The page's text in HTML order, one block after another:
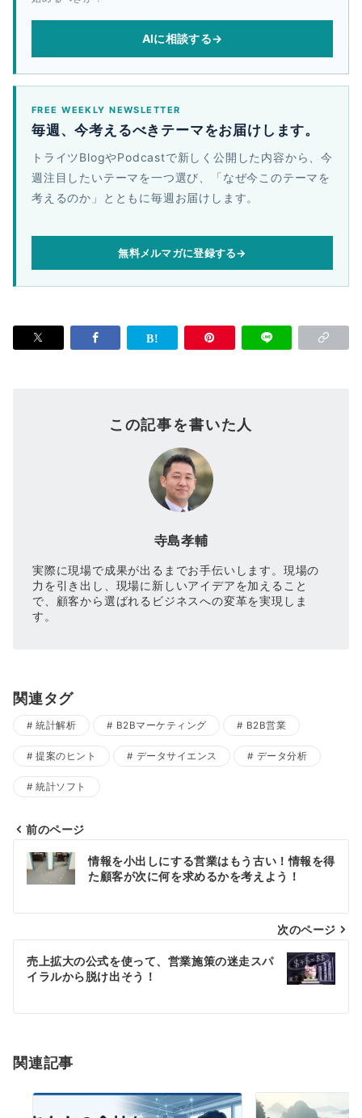
AIに相談する→
FREE WEEKLY NEWSLETTER
毎週、今考えるべきテーマをお届けします。
トライツBlogやPodcastで新しく公開した内容から、今
週注目したいテーマを一つ選び、「なぜ今このテーマを
考えるのか」とともに毎週お届けします。
無料メルマガに登録する→
この記事を書いた人
寺島孝輔
実際に現場で成果が出るまでお手伝いします。現場の
力を引き出し、現場に新しいアイデアを加えること
で、顧客から選ばれるビジネスへの変革を実現しま
す。
関連タグ
統計解析 B2Bマーケティング B2B営業
提案のヒント データサイエンス データ分析
統計ソフト
投
稿
ビ
ゲ
ー
ョ
前のページ
情報を小出しにする営業はもう古い！情報を得
た顧客が次に何を求めるかを考えよう！
次のページ
売上拡大の公式を使って、営業施策の迷走スパ
イラルから脱け出そう！
関連記事